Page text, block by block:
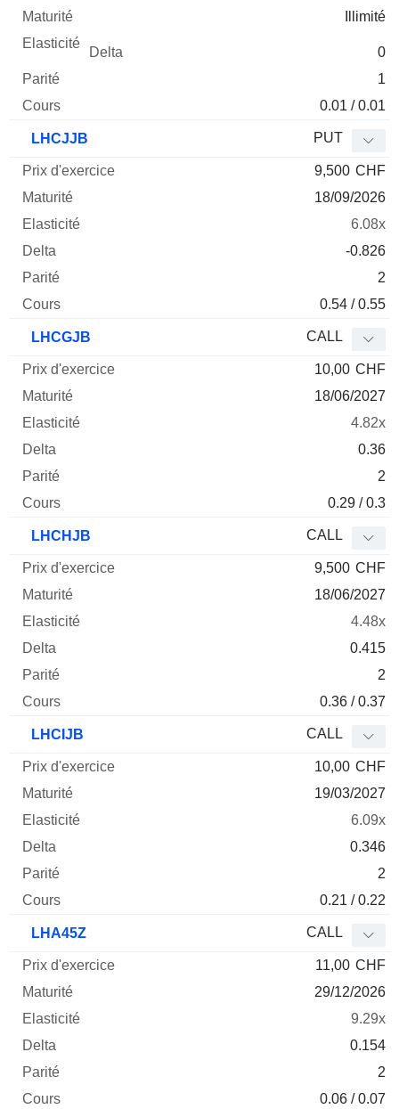
Illimité
0
1
0.01 / 0.01
LHCJJB PUT
9,500 CHF
18/09/2026
6.08x
-0.826
2
0.54 / 0.55
LHCGJB CALL
10,00 CHF
18/06/2027
4.82x
0.36
2
0.29 / 0.3
LHCHJB CALL
9,500 CHF
18/06/2027
4.48x
0.415
2
0.36 / 0.37
LHCIJB CALL
10,00 CHF
19/03/2027
6.09x
0.346
2
0.21 / 0.22
LHA45Z CALL
11,00 CHF
29/12/2026
9.29x
0.154
2
0.06 / 0.07